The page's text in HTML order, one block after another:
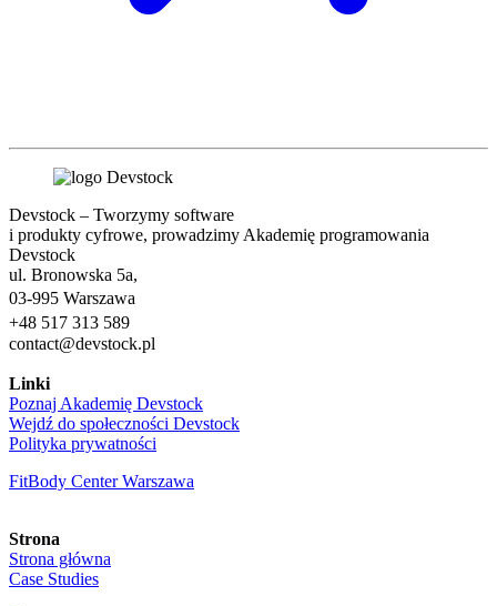
Devstock – Tworzymy software
i produkty cyfrowe, prowadzimy Akademię programowania
Devstock
ul. Bronowska 5a,
03-995 Warszawa
+48 517 313 589
contact@devstock.pl
Linki
Poznaj Akademię Devstock
Wejdź do społeczności Devstock
Polityka prywatności
FitBody Center Warszawa
Strona
Strona główna
Case Studies